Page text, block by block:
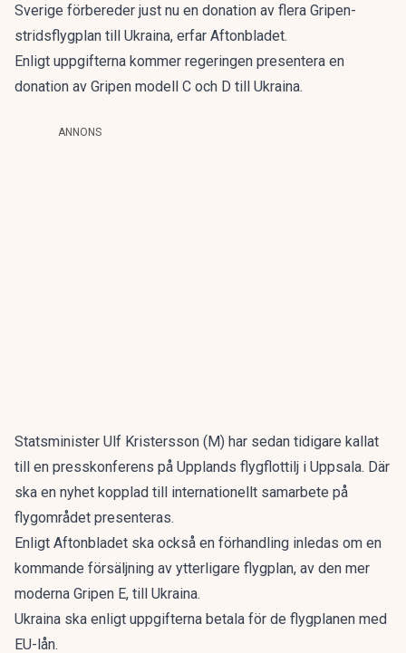
Sverige förbereder just nu en donation av flera Gripen-
stridsflygplan till Ukraina, erfar Aftonbladet.
Enligt uppgifterna kommer regeringen presentera en
donation av Gripen modell C och D till Ukraina.
ANNONS
Statsminister Ulf Kristersson (M) har sedan tidigare kallat
till en presskonferens på Upplands flygflottilj i Uppsala. Där
ska en nyhet kopplad till internationellt samarbete på
flygområdet presenteras.
Enligt Aftonbladet ska också en förhandling inledas om en
kommande försäljning av ytterligare flygplan, av den mer
moderna Gripen E, till Ukraina.
Ukraina ska enligt uppgifterna betala för de flygplanen med
EU-lån.